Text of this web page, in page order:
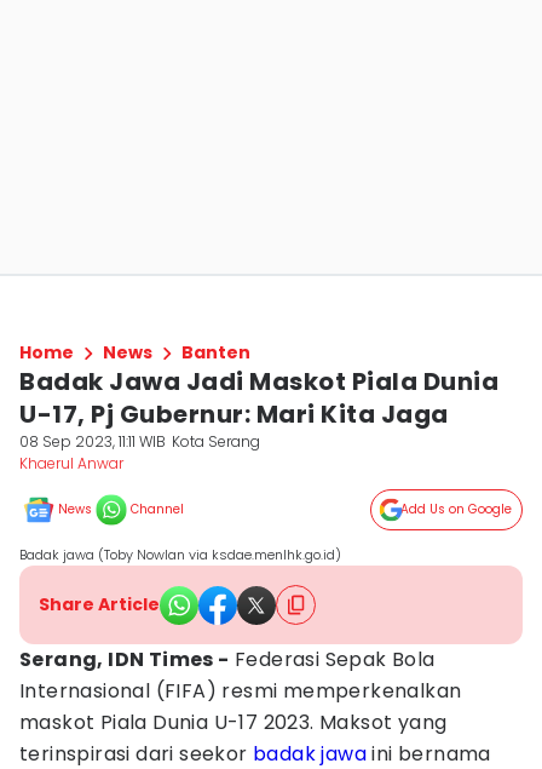
Home News Banten
Badak Jawa Jadi Maskot Piala Dunia
U-17, Pj Gubernur: Mari Kita Jaga
08 Sep 2023, 11:11 WIB Kota Serang
Khaerul Anwar
News Channel Add Us on Google
Badak jawa (Toby Nowlan via ksdae.menlhk.go.id)
Share Article
Serang, IDN Times - Federasi Sepak Bola
Internasional (FIFA) resmi memperkenalkan
maskot Piala Dunia U-17 2023. Maksot yang
terinspirasi dari seekor badak jawaini bernama